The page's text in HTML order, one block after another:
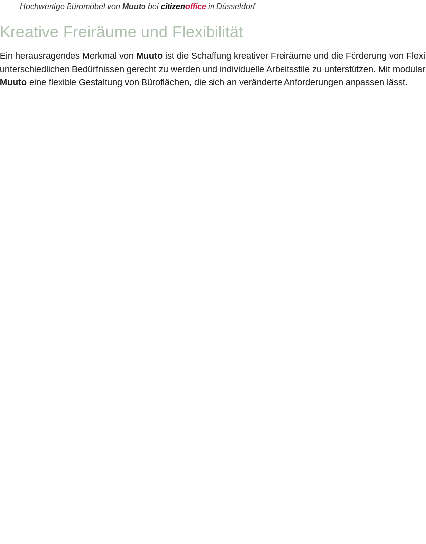
Hochwertige Büromöbel von Muuto bei citizenoffice in Düsseldorf
Kreative Freiräume und Flexibilität
Ein herausragendes Merkmal von Muuto ist die Schaffung kreativer Freiräume und die Förderung von
unterschiedlichen Bedürfnissen gerecht zu werden und individuelle Arbeitsstile zu unterstützen. Mit
Muuto eine flexible Gestaltung von Büroflächen, die sich an veränderte Anforderungen anpassen lässt.